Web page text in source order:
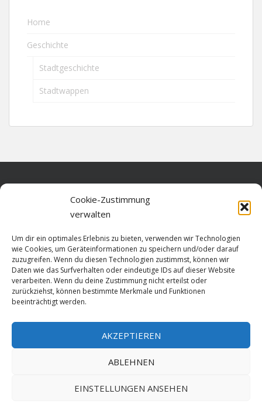
Cookie-Zustimmung
verwalten
Um dir ein optimales Erlebnis zu bieten, verwenden wir Technologien
wie Cookies, um Geräteinformationen zu speichern und/oder darauf
zuzugreifen. Wenn du diesen Technologien zustimmst, können wir
Daten wie das Surfverhalten oder eindeutige IDs auf dieser Website
verarbeiten. Wenn du deine Zustimmung nicht erteilst oder
zurückziehst, können bestimmte Merkmale und Funktionen
beeinträchtigt werden.
AKZEPTIEREN
ABLEHNEN
EINSTELLUNGEN ANSEHEN
Home
Geschichte
Stadtgeschichte
Stadtwappen
Datenschutz
Cookie-Richtlinie (EU)
Impressum
HOME